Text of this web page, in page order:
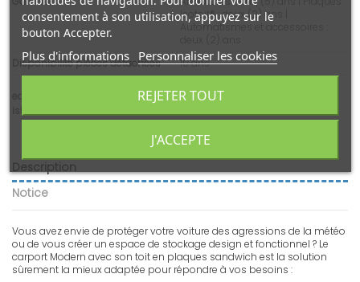
Isotoit® : deux (2) ans |
Automatismes et accessoires :
Disponibilité pièces détachées
10 ans
Description
Notice
Vous avez envie de protéger votre voiture des agressions de la météo
ou de vous créer un espace de stockage design et fonctionnel ? Le
carport Modern avec son toit en plaques sandwich est la solution
sûrement la mieux adaptée pour répondre à vos besoins :
consentement à son utilisation, appuyez sur le
bouton Accepter.
Plus d'informations Personnaliser les cookies
REJETER TOUT
J'ACCEPTE